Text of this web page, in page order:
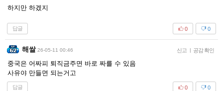
하지만 하겠지
답글 0
0
해쌀 26-05-11 00:46 신고 | 공감 확인
중국은 어짜피 퇴직금주면 바로 짜를 수 있음
사유야 만들면 되는거고
답글 0
0